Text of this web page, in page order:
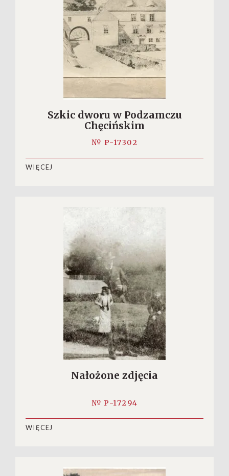
Szkic dworu w Podzamczu
Chęcińskim
№ P-17302
WIĘCEJ
Nałożone zdjęcia
№ P-17294
WIĘCEJ